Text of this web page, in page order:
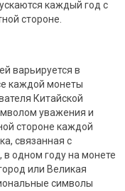
каждый год с
стороне.
варьируется в
каждой монеты
Китайской
уважения и
стороне каждой
связанная с
в одном году на монете
или Великая
символы